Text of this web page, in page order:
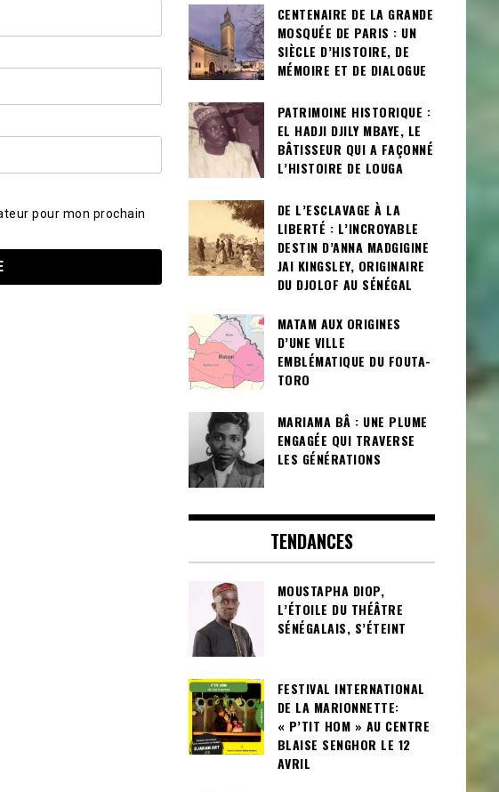
pour mon prochain
CENTENAIRE DE LA GRANDE
MOSQUÉE DE PARIS : UN
SIÈCLE D’HISTOIRE, DE
MÉMOIRE ET DE DIALOGUE
PATRIMOINE HISTORIQUE :
EL HADJI DJILY MBAYE, LE
BÂTISSEUR QUI A FAÇONNÉ
L’HISTOIRE DE LOUGA
DE L’ESCLAVAGE À LA
LIBERTÉ : L’INCROYABLE
DESTIN D’ANNA MADGIGINE
JAI KINGSLEY, ORIGINAIRE
DU DJOLOF AU SÉNÉGAL
MATAM AUX ORIGINES
D’UNE VILLE
EMBLÉMATIQUE DU FOUTA-
TORO
MARIAMA BÂ : UNE PLUME
ENGAGÉE QUI TRAVERSE
LES GÉNÉRATIONS
TENDANCES
MOUSTAPHA DIOP,
L’ÉTOILE DU THÉÂTRE
SÉNÉGALAIS, S’ÉTEINT
FESTIVAL INTERNATIONAL
DE LA MARIONNETTE:
« P’TIT HOM » AU CENTRE
BLAISE SENGHOR LE 12
AVRIL